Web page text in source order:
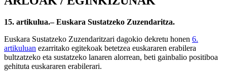
15. artikulua.– Euskara Sustatzeko Zuzendaritza.
Euskara Sustatzeko Zuzendaritzari dagokio dekretu honen 6.
artikuluan ezarritako egitekoak betetzea euskararen erabilera
bultzatzeko eta sustatzeko lanaren alorrean, beti gainbalio positiboa
gehituta euskararen erabilerari.